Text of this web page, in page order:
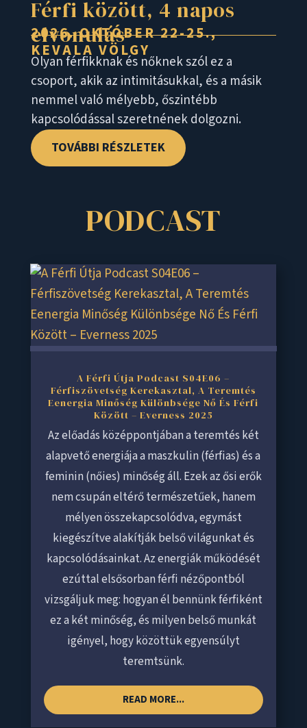
Férfi között, 4 napos
elvonulás
2026. OKTÓBER 22-25.,
KEVALA VÖLGY
Olyan férfikknak és nőknek szól ez a
csoport, akik az intimitásukkal, és a másik
nemmel való mélyebb, őszintébb
kapcsolódással szeretnének dolgozni.
TOVÁBBI RÉSZLETEK
PODCAST
A Férfi Útja Podcast S04E06 –
Férfiszövetség Kerekasztal, A Teremtés
Eenergia Minőség Különbsége Nő És Férfi
Között – Everness 2025
Az előadás középpontjában a teremtés két
alapvető energiája a maszkulin (férfias) és a
feminin (nőies) minőség áll. Ezek az ősi erők
nem csupán eltérő természetűek, hanem
mélyen összekapcsolódva, egymást
kiegészítve alakítják belső világunkat és
kapcsolódásainkat. Az energiák működését
ezúttal elsősorban férfi nézőpontból
vizsgáljuk meg: hogyan él bennünk férfiként
ez a két minőség, és milyen belső munkát
igényel, hogy közöttük egyensúlyt
teremtsünk.
READ MORE...